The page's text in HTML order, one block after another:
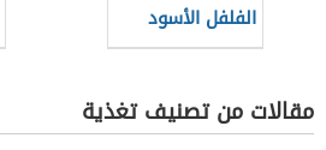
الفلفل الأسود
مقالات من تصنيف تغذية